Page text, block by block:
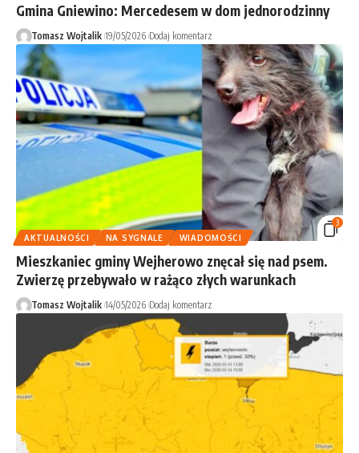
Gmina Gniewino: Mercedesem w dom jednorodzinny
Tomasz Wojtalik 19/05/2026 Dodaj komentarz
3
AKTUALNOŚCI
NA SYGNALE WIADOMOŚCI
Mieszkaniec gminy Wejherowo znęcał się nad psem.
Zwierzę przebywało w rażąco złych warunkach
Tomasz Wojtalik 14/05/2026 Dodaj komentarz